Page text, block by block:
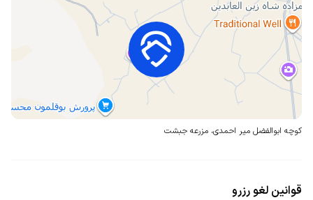
کوچه ابوالفضل میر احمدی، مزرعه جبشت
قوانین لغو رزرو